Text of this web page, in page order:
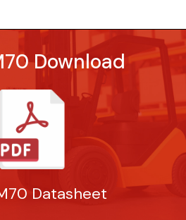
Download
Datasheet